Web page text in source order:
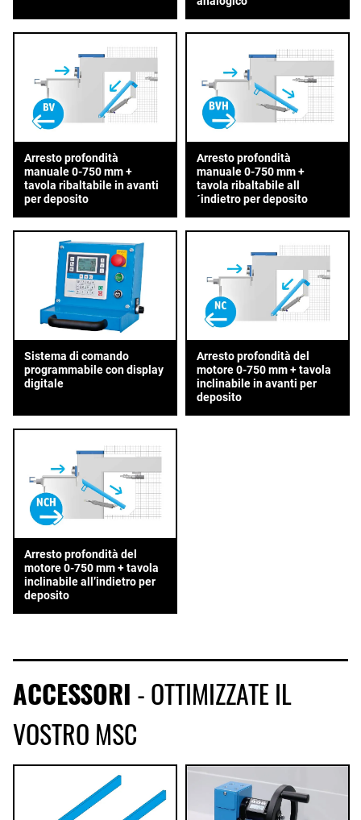
Arresto profondità
manuale 0-750 mm +
tavola ribaltabile in avanti
per deposito
Arresto profondità
manuale 0-750 mm +
tavola ribaltabile all
´indietro per deposito
Sistema di comando
programmabile con display
digitale
Arresto profondità del
motore 0-750 mm + tavola
inclinabile in avanti per
deposito
Arresto profondità del
motore 0-750 mm + tavola
inclinabile all’indietro per
deposito
ACCESSORI - OTTIMIZZATE IL
VOSTRO MSC